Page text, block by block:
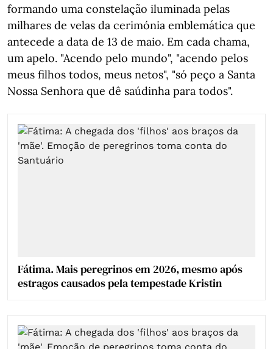
formando uma constelação iluminada pelas
milhares de velas da cerimónia emblemática que
antecede a data de 13 de maio. Em cada chama,
um apelo. "Acendo pelo mundo", "acendo pelos
meus filhos todos, meus netos", "só peço a Santa
Nossa Senhora que dê saúdinha para todos".
Fátima. Mais peregrinos em 2026, mesmo após
estragos causados pela tempestade Kristin